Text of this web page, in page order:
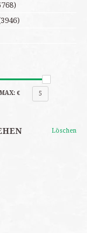
MAX: € 5
Löschen